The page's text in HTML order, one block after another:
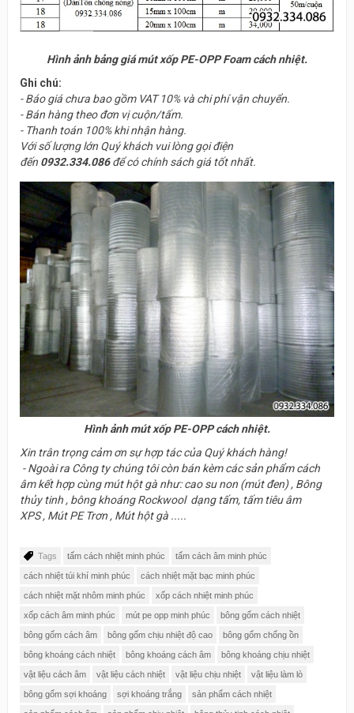
Hình ảnh bảng giá mút xốp PE-OPP Foam cách nhiệt.
Ghi chú:
- Báo giá chưa bao gồm VAT 10% và chi phí vận chuyển.
- Bán hàng theo đơn vị cuộn/tấm.
- Thanh toán 100% khi nhận hàng.
Với số lượng lớn Quý khách vui lòng gọi điện
đến 0932.334.086để có chính sách giá tốt nhất.
Hình ảnh mút xốp PE-OPP cách nhiệt.
Xin trân trọng cảm ơn sự hợp tác của Quý khách hàng!
- Ngoài ra Công ty chúng tôi còn bán kèm các sản phẩm cách
âm kết hợp cùng mút hột gà như: cao su non (mút đen) , Bông
thủy tinh , bông khoáng Rockwool dạng tấm, tấm tiêu âm
XPS , Mút PE Trơn , Mút hột gà .....
Tags tấm cách nhiệt minh phúc tấm cách âm minh phúc
cách nhiệt túi khí minh phúc cách nhiệt mặt bạc minh phúc
cách nhiệt mặt nhôm minh phúc xốp cách nhiệt minh phúc
xốp cách âm minh phúc mút pe opp minh phúc bông gốm cách nhiệt
bông gốm cách âm bông gốm chịu nhiệt độ cao bông gốm chống ồn
bông khoáng cách nhiệt bông khoáng cách âm bông khoáng chịu nhiệt
vật liệu cách âm vật liệu cách nhiệt vật liệu chịu nhiệt vật liệu làm lò
bông gốm sợi khoáng sợi khoáng trắng sản phẩm cách nhiệt